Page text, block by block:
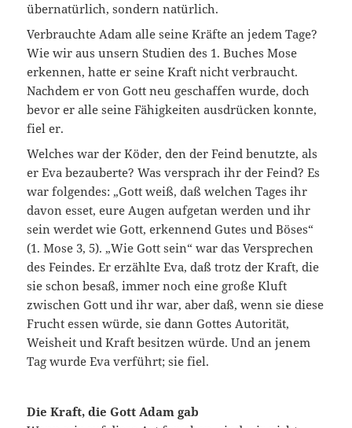
übernatürlich, sondern natürlich.
Verbrauchte Adam alle seine Kräfte an jedem Tage?
Wie wir aus unsern Studien des 1. Buches Mose
erkennen, hatte er seine Kraft nicht verbraucht.
Nachdem er von Gott neu geschaffen wurde, doch
bevor er alle seine Fähigkeiten ausdrücken konnte,
fiel er.
Welches war der Köder, den der Feind benutzte, als
er Eva bezauberte? Was versprach ihr der Feind? Es
war folgendes: „Gott weiß, daß welchen Tages ihr
davon esset, eure Augen aufgetan werden und ihr
sein werdet wie Gott, erkennend Gutes und Böses“
(1. Mose 3, 5). „Wie Gott sein“ war das Versprechen
des Feindes. Er erzählte Eva, daß trotz der Kraft, die
sie schon besaß, immer noch eine große Kluft
zwischen Gott und ihr war, aber daß, wenn sie diese
Frucht essen würde, sie dann Gottes Autorität,
Weisheit und Kraft besitzen würde. Und an jenem
Tag wurde Eva verführt; sie fiel.
Die Kraft, die Gott Adam gab